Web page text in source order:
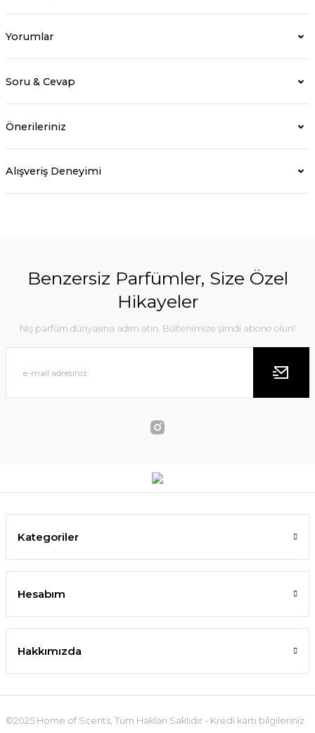
Yorumlar
Soru & Cevap
Önerileriniz
Alışveriş Deneyimi
Benzersiz Parfümler, Size Özel
Hikayeler
Niş parfüm dünyasına adım atın. Bültenimize şimdi abone olun!
Kategoriler
Hesabım
Hakkımızda
©2025 Home of Scents, Tüm Hakları Saklıdır - Kredi kartı bilgileriniz